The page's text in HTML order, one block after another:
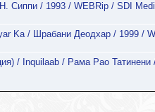
Сиппи / 1993 / WEBRip / SDI
Ka / Шрабани Деодхар / 1999 /
/ Inquilaab / Рама Рао Татинени